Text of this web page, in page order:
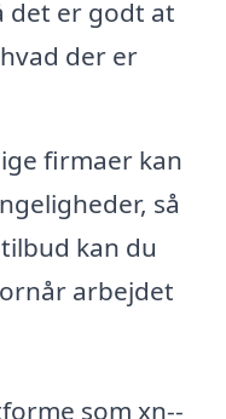
det er godt at
der er
firmaer kan
så
kan du
arbejdet
som xn--